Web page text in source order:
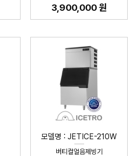
3,900,000 원
모델명 : JETICE-210W
버티컬얼음제빙기